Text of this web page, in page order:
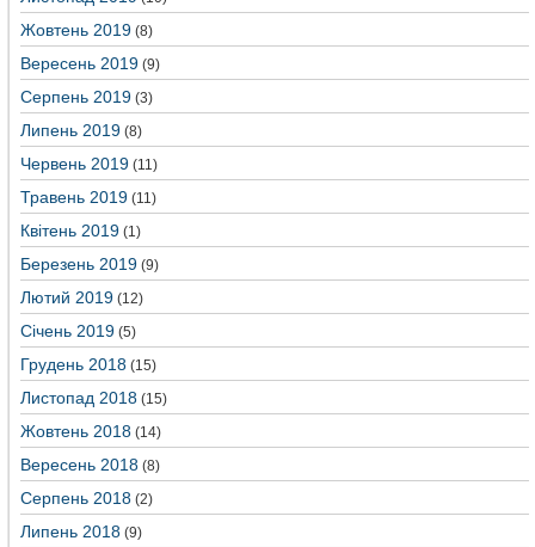
Жовтень 2019 (8)
Вересень 2019 (9)
Серпень 2019 (3)
Липень 2019 (8)
Червень 2019 (11)
Травень 2019 (11)
Квітень 2019 (1)
Березень 2019 (9)
Лютий 2019 (12)
Січень 2019 (5)
Грудень 2018 (15)
Листопад 2018 (15)
Жовтень 2018 (14)
Вересень 2018 (8)
Серпень 2018 (2)
Липень 2018 (9)